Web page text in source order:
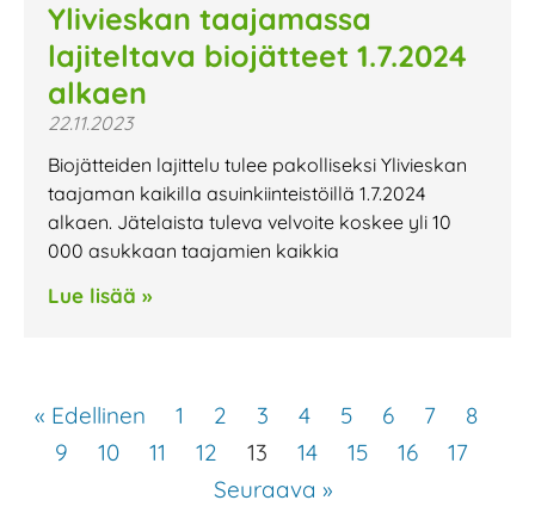
Ylivieskan taajamassa
lajiteltava biojätteet 1.7.2024
alkaen
22.11.2023
Biojätteiden lajittelu tulee pakolliseksi Ylivieskan
taajaman kaikilla asuinkiinteistöillä 1.7.2024
alkaen. Jätelaista tuleva velvoite koskee yli 10
000 asukkaan taajamien kaikkia
Lue lisää »
« Edellinen 1 2 3 4 5 6 7
8
9
10 11 12 13 14 15 16
17
Seuraava »